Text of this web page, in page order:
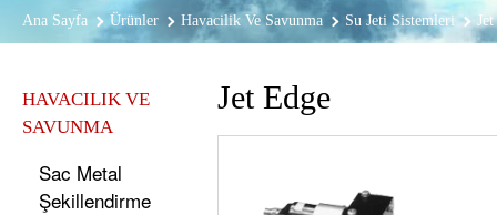
Ana Sayfa Ürünler Havacilik Ve Savunma Su Jeti Sistemleri
Jet Edge
HAVACILIK VE
SAVUNMA
Sac Metal
Şekillendirme